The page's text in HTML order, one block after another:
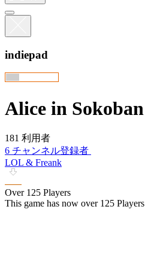
indiepad
Alice in Sokoban
181 利用者
6 チャンネル登録者
LOL & Freank
Over 125 Players
This game has now over 125 Players